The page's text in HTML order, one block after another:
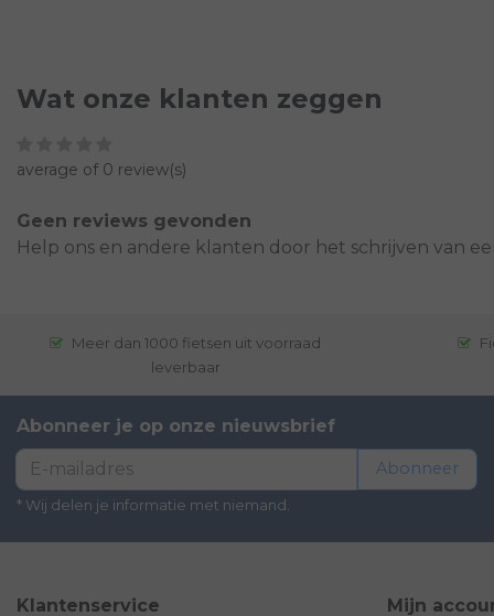
Wat onze klanten zeggen
average of 0 review(s)
Geen reviews gevonden
Help ons en andere klanten door het schrijven van
Meer dan 1000 fietsen uit voorraad
leverbaar
Abonneer je op onze nieuwsbrief
Abonneer
* Wij delen je informatie met niemand.
Klantenservice Mijn